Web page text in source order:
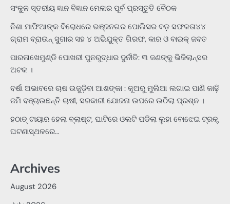
ସଂକୁଳ ସ୍ତରୀୟ ଜ୍ଞାନ ବିଜ୍ଞାନ ମେଳାର ପୂର୍ବ ପ୍ରସ୍ତୁତି ବୈଠକ
ନିଶା ମାଫିଆଙ୍କ ବିରୋଧରେ ଭଞ୍ଜନଗର ପୋଲିସର ବଡ଼ ସଫଳତା୪୪
ଗ୍ରାମ ବ୍ରାଉନ୍ ସୁଗାର ସହ ୪ ଅଭିଯୁକ୍ତ ଗିରଫ, କାର ଓ ବାଇକ୍ ଜବତ
ପାରଳାଖେମୁଣ୍ଡି ପୋଖରୀ ପୁନରୁଦ୍ଧାର ଦୁର୍ନୀତି: ୩ ଜଣଙ୍କୁ ଭିଜିଲାନ୍ସର
ଅଟକ ।
ବର୍ଷା ଅଭାବରେ ଚାଷ ଉଜୁଡ଼ିବା ଆଶଙ୍କା : କୂଅରୁ ମୁଲିଆ ଲଗାଇ ପାଣି କାଢ଼ି
ଜମି ବଞ୍ଚାଉଛନ୍ତି ଚାଷୀ, ସରକାରୀ ଯୋଜନା ଉପରେ ଉଠିଲା ପ୍ରଶ୍ନ ।
ହଠାତ୍‌ ଟାୟାର ହେଲା ବ୍ଲାଷ୍ଟ, ଘାଟିରେ ଓଲଟି ପଡିଲା ଲୁହା ବୋଝେଇ ଟ୍ରକ୍‌,
ଘଟଣାସ୍ଥଳରେ…
Archives
August 2026